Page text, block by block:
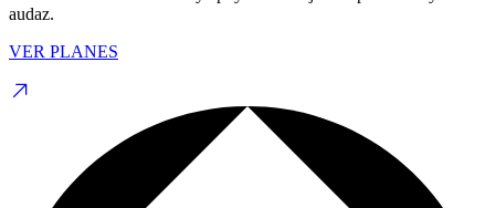
audaz.
VER PLANES